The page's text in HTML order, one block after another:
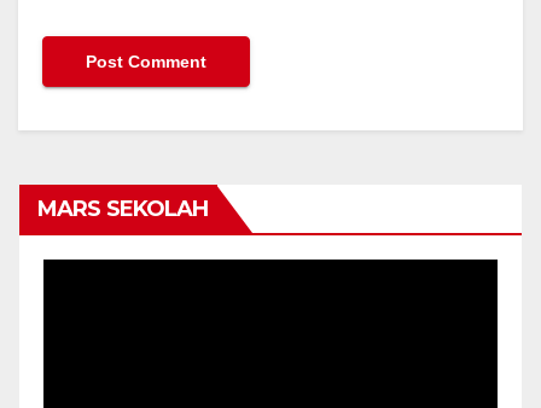
MARS SEKOLAH